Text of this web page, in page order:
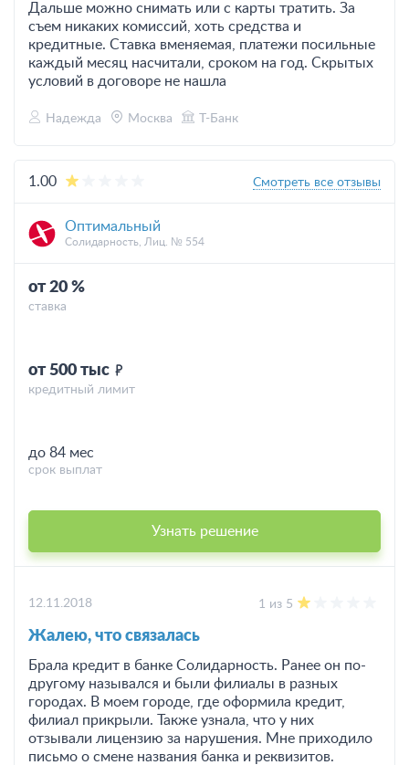
Дальше можно снимать или с карты тратить. За
съем никаких комиссий, хоть средства и
кредитные. Ставка вменяемая, платежи посильные
каждый месяц насчитали, сроком на год. Скрытых
условий в договоре не нашла
Надежда Москва Т-Банк
1.00 Смотреть все отзывы
Оптимальный
Солидарность, Лиц. № 554
от 20 %
ставка
от 500 тыс
кредитный лимит
до 84 мес
срок выплат
Узнать решение
12.11.2018 1 из 5
Жалею, что связалась
Брала кредит в банке Солидарность. Ранее он по-
другому назывался и были филиалы в разных
городах. В моем городе, где оформила кредит,
филиал прикрыли. Также узнала, что у них
отзывали лицензию за нарушения. Мне приходило
письмо о смене названия банка и реквизитов.